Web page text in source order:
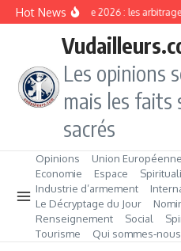
Aller au contenu
Hot NewsRentrée 2026 : les
Les opinions
mais les faits
sacrés
Opinions Union Européenne
Economie
Espace
Industrie d’armement
Le Décryptage du Jour
Renseignement
Social
Tourisme
Qui